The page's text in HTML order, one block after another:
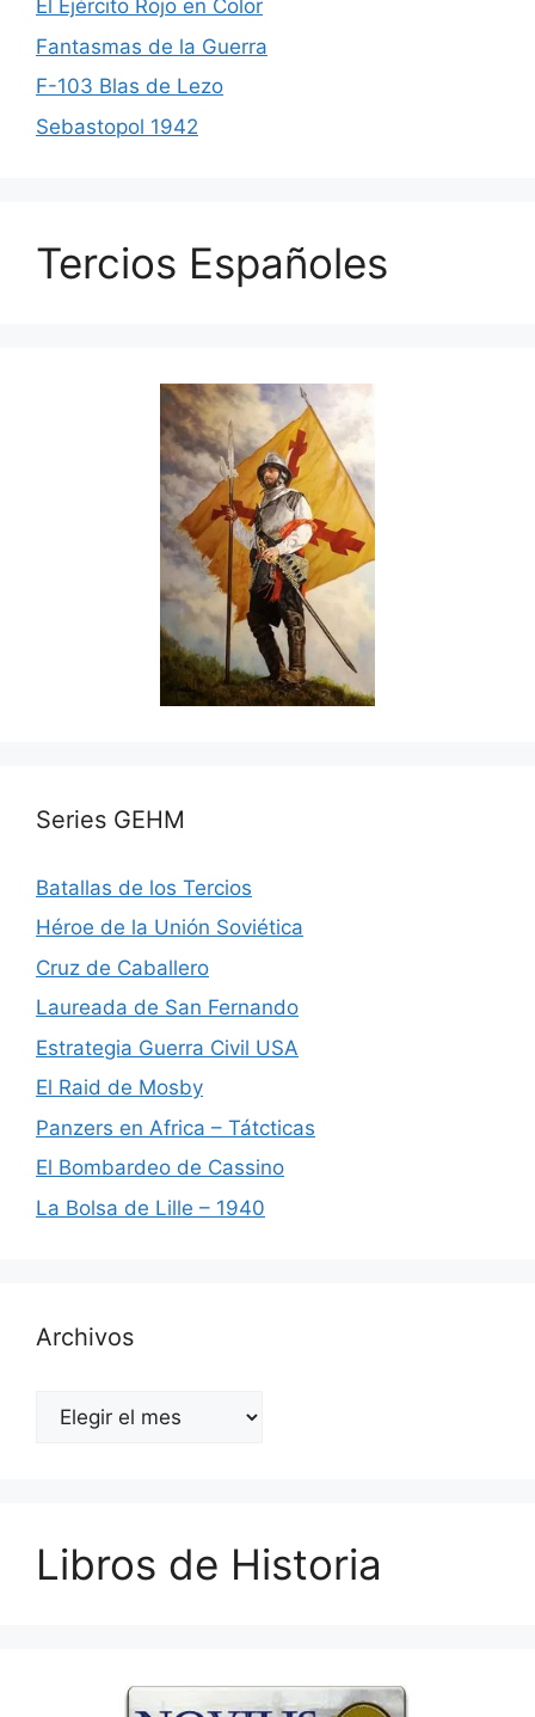
El Ejército Rojo en Color
Fantasmas de la Guerra
F-103 Blas de Lezo
Sebastopol 1942
Tercios Españoles
Series GEHM
Batallas de los Tercios
Héroe de la Unión Soviética
Cruz de Caballero
Laureada de San Fernando
Estrategia Guerra Civil USA
El Raid de Mosby
Panzers en Africa – Tátcticas
El Bombardeo de Cassino
La Bolsa de Lille – 1940
Archivos
Archivos
Libros de Historia